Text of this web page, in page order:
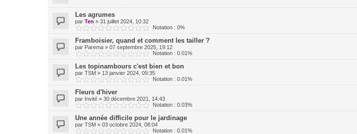
Les agrumes
par Ten » 31 juillet 2024, 10:32
Notation : 0%
Framboisier, quand et comment les tailler ?
par Parema » 07 septembre 2025, 19:12
Notation : 0.01%
Les topinambours c'est bien et bon
par TSM » 13 janvier 2024, 09:35
Notation : 0.01%
Fleurs d'hiver
par Invité » 30 décembre 2021, 14:43
Notation : 0.03%
Une année difficile pour le jardinage
par TSM » 03 octobre 2024, 08:04
Notation : 0.01%